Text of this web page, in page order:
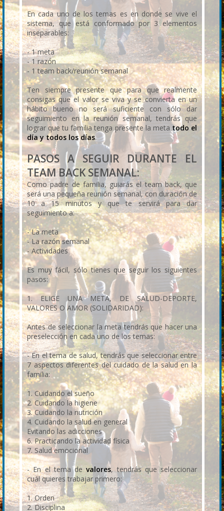
En cada uno de los temas es en donde se vive el
sistema, que está conformado por 3 elementos
inseparables:
- 1 meta
- 1 razón
- 1 team back/reunión semanal
Ten siempre presente que para que realmente
consigas que el valor se viva y se convierta en un
hábito bueno no será suficiente con sólo dar
seguimiento en la reunión semanal, tendrás que
lograr que tu familia tenga presente la meta todo el
día y todos los días.
PASOS A SEGUIR DURANTE EL
TEAM BACK SEMANAL:
Como padre de familia, guiarás el team back, que
será una pequeña reunión semanal, con duración de
10 a 15 minutos y que te servirá para dar
seguimiento a:
- La meta
- La razón semanal
- Actividades
Es muy fácil, sólo tienes que seguir los siguientes
pasos:
1. ELIGE UNA META, DE SALUD-DEPORTE,
VALORES O AMOR (SOLIDARIDAD):
Antes de seleccionar la meta tendrás que hacer una
preselección en cada uno de los temas:
- En el tema de salud, tendrás que seleccionar entre
7 aspectos diferentes del cuidado de la salud en la
familia:
1. Cuidando el sueño
2. Cuidando la higiene
3. Cuidando la nutrición
4. Cuidando la salud en general
Evitando las adicciones
6. Practicando la actividad física
7. Salud emocional
- En el tema devalores, tendrás que seleccionar
cuál quieres trabajar primero:
1. Orden
2. Disciplina